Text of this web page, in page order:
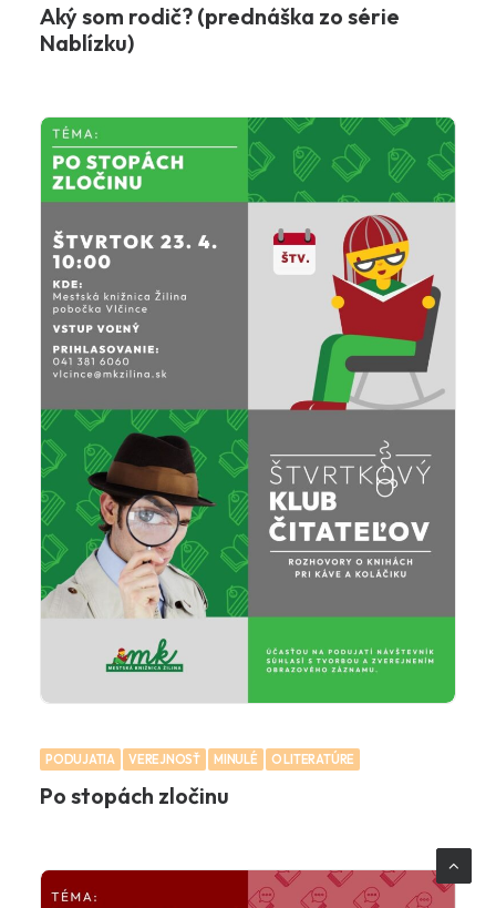
Aký som rodič? (prednáška zo série
Nablízku)
PODUJATIA VEREJNOSŤ MINULÉ O LITERATÚRE
Po stopách zločinu